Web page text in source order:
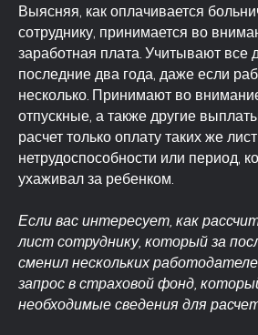
Выясняя, как оплачивается
сотруднику, принимается во
заработная плата. Учитывают все
последние два года, даже если
несколько. Принимают во
отпускные, а также другие
расчет только оплату таких же
нетрудоспособности или период,
ухаживал за ребенком.
Если вас интересует, как
лист сотруднику, который за
сменил нескольких
запрос в страховой фонд,
необходимые сведения для